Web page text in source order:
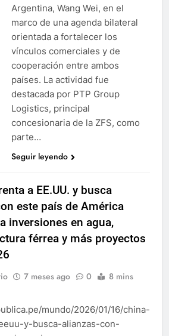
Argentina, Wang Wei, en el
marco de una agenda bilateral
orientada a fortalecer los
vínculos comerciales y de
cooperación entre ambos
países. La actividad fue
destacada por PTP Group
Logistics, principal
concesionaria de la ZFS, como
parte…
Seguir leyendo
a EE.UU. y busca
este país de América
inversiones en agua,
férrea y más proyectos
7 meses ago 0 8 mins
mundo/2026/01/16/china-
y-busca-alianzas-con-